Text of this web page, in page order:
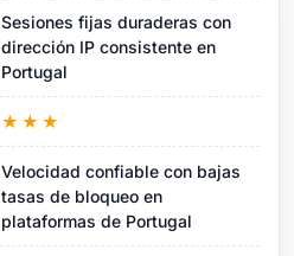
Sesiones fijas duraderas con
dirección IP consistente en
Portugal
★★★
Velocidad confiable con bajas
tasas de bloqueo en
plataformas de Portugal